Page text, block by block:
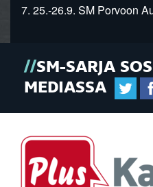
7. 25.-26.9. SM Porvoon
SM-SARJA
MEDIASSA